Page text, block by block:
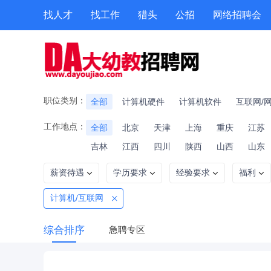
找人才 找工作 猎头 公招 网络招聘会
兼职
积分商城 校园
职位类别： 全部 计算机硬件 计算机软件 互联网/
工作地点： 全部 北京 天津 上海 重庆 江苏
吉林
江西 四川 陕西 山西 山东
薪资待遇 学历要求 经验要求 福利
计算机/互联网
综合排序 急聘专区